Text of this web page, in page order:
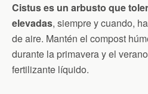
Cistus es un arbusto que
elevadas, siempre y cuando,
de aire. Mantén el compost
durante la primavera y el
fertilizante líquido.